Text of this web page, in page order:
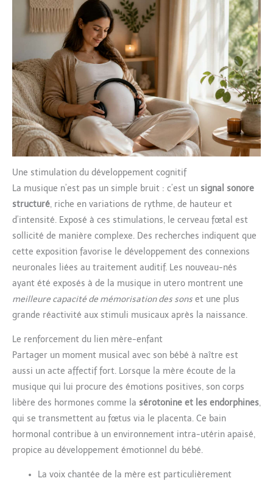
Une stimulation du développement cognitif
La musique n’est pas un simple bruit : c’est un signal sonore
structuré, riche en variations de rythme, de hauteur et
d’intensité. Exposé à ces stimulations, le cerveau fœtal est
sollicité de manière complexe. Des recherches indiquent que
cette exposition favorise le développement des connexions
neuronales liées au traitement auditif. Les nouveau-nés
ayant été exposés à de la musique in utero montrent une
meilleure capacité de mémorisation des sons et une plus
grande réactivité aux stimuli musicaux après la naissance.
Le renforcement du lien mère-enfant
Partager un moment musical avec son bébé à naître est
aussi un acte affectif fort. Lorsque la mère écoute de la
musique qui lui procure des émotions positives, son corps
libère des hormones comme la sérotonine et les endorphines,
qui se transmettent au fœtus via le placenta. Ce bain
hormonal contribue à un environnement intra-utérin apaisé,
propice au développement émotionnel du bébé.
La voix chantée de la mère est particulièrement